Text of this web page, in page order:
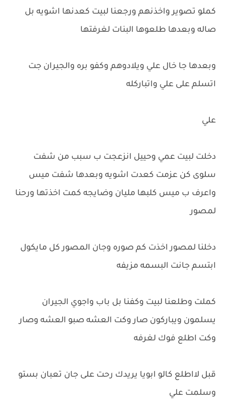
كملو تصوير واخذنهم ورجعنا لبيت كعدنها اشويه بل
صاله وبعدها طلعوها البنات لغرفتها
وبعدها جا خال علي ويلادوهم وكفو بره والجيران جت
اتسلم على علي واتباركله
علي
دخلت لبيت عمي وحييل انزعجت ب سبب من شفت
سلوى كن عزمت كعدت اشويه وبعدها شفت ميس
واعرف ب ميس كلبها مليان وضايجه كمت اخذتها ورحنا
لمصور
دخلنا لمصور اخذت كم صوره وجان المصور كل مايكول
ابتسم جانت البسمه مزيفه
كملت وطلعنا لبيت وكفنا بل باب واجوي الجيران
يسلمون ويباركون صار وكت العشه صبو العشه وصار
وكت اطلع فوك لغرفه
قبل لااطلع كالو ابويا يريدك رحت على جان تعبان بستو
وسلمت علي